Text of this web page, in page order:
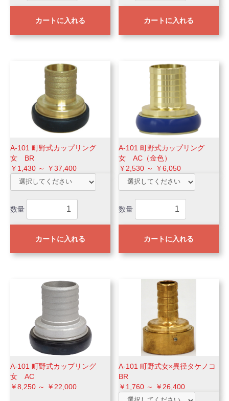
カートに入れる カートに入れる
A-101 町野式カップリング
女 BR
￥1,430 ～ ￥37,400
数量
カートに入れる
A-101 町野式カップリング
女 AC（金色）
￥2,530 ～ ￥6,050
数量
カートに入れる
A-101 町野式カップリング
女 AC
￥8,250 ～ ￥22,000
A-101 町野式女×異径タケノコ
BR
￥1,760 ～ ￥26,400